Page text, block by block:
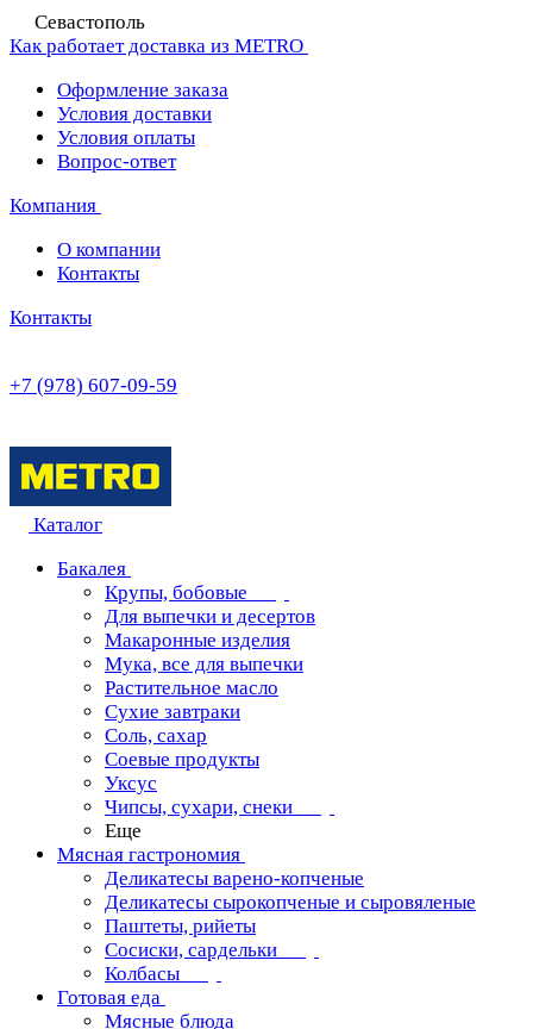
Севастополь
Как работает доставка из METRO
Оформление заказа
Условия доставки
Условия оплаты
Вопрос-ответ
Компания
О компании
Контакты
Контакты
+7 (978) 607-09-59
Каталог
Бакалея
Крупы, бобовые
Для выпечки и десертов
Макаронные изделия
Мука, все для выпечки
Растительное масло
Сухие завтраки
Соль, сахар
Соевые продукты
Уксус
Чипсы, сухари, снеки
Еще
Мясная гастрономия
Деликатесы варено-копченые
Деликатесы сырокопченые и сыровяленые
Паштеты, рийеты
Сосиски, сардельки
Колбасы
Готовая еда
Мясные блюда